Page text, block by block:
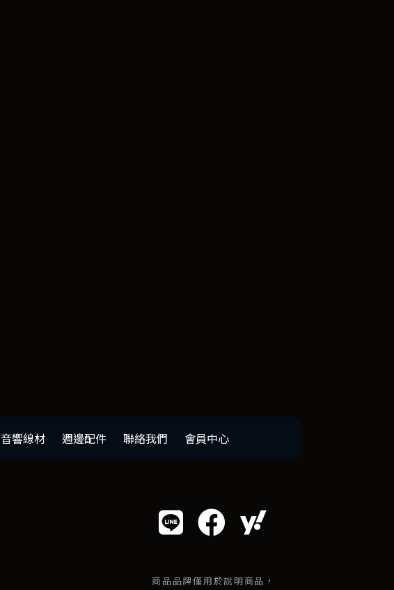
音響線材 週邊配件 聯絡我們 會員中心
商品品牌僅用於說明商品，